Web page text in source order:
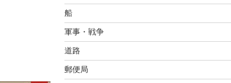
船
軍事・戦争
道路
郵便局